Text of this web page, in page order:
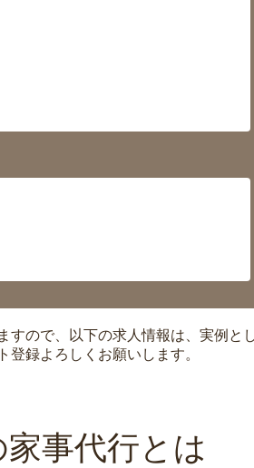
ので、以下の求人情報は、実例と
録よろしくお願いします。
家事代行とは